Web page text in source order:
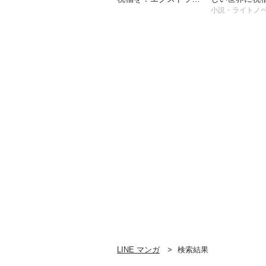
クストラ あの
小説・ライトノ
LINE マンガ 検索結果